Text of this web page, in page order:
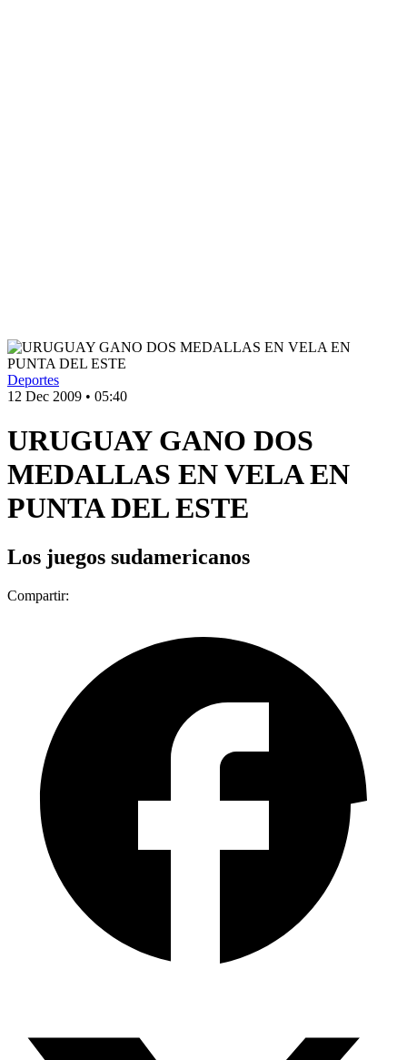
Deportes
12 Dec 2009 • 05:40
URUGUAY GANO DOS
MEDALLAS EN VELA EN
PUNTA DEL ESTE
Los juegos sudamericanos
Compartir: